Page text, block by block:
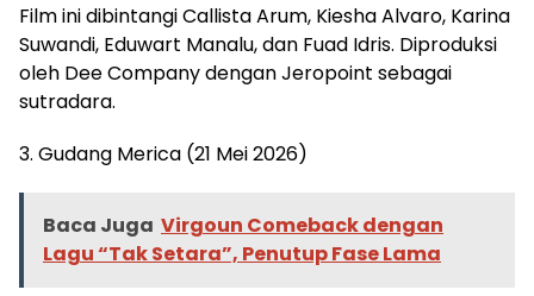
Film ini dibintangi Callista Arum, Kiesha Alvaro, Karina
Suwandi, Eduwart Manalu, dan Fuad Idris. Diproduksi
oleh Dee Company dengan Jeropoint sebagai
sutradara.
3. Gudang Merica (21 Mei 2026)
Baca Juga Virgoun Comeback dengan
Lagu “Tak Setara”, Penutup Fase Lama